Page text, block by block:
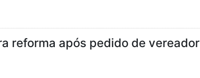
reforma após pedido de vereador